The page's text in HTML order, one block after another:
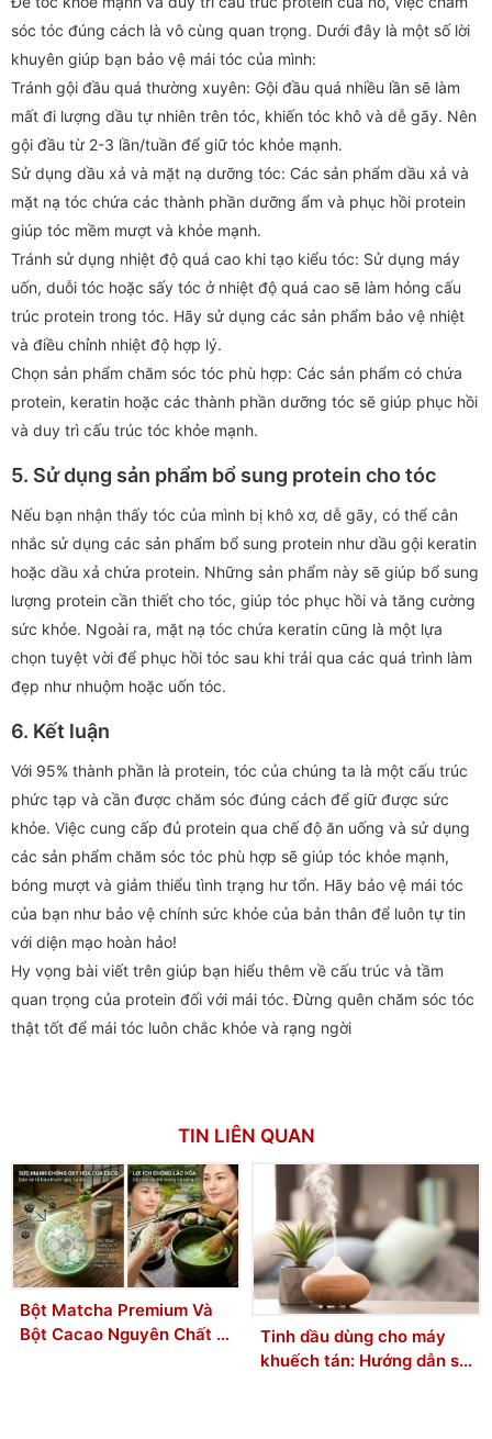
sóc tóc đúng cách là vô cùng quan trọng. Dưới đây là một số lời
khuyên giúp bạn bảo vệ mái tóc của mình:
Tránh gội đầu quá thường xuyên: Gội đầu quá nhiều lần sẽ làm
mất đi lượng dầu tự nhiên trên tóc, khiến tóc khô và dễ gãy. Nên
gội đầu từ 2-3 lần/tuần để giữ tóc khỏe mạnh.
Sử dụng dầu xả và mặt nạ dưỡng tóc: Các sản phẩm dầu xả và
mặt nạ tóc chứa các thành phần dưỡng ẩm và phục hồi protein
giúp tóc mềm mượt và khỏe mạnh.
Tránh sử dụng nhiệt độ quá cao khi tạo kiểu tóc: Sử dụng máy
uốn, duỗi tóc hoặc sấy tóc ở nhiệt độ quá cao sẽ làm hỏng cấu
trúc protein trong tóc. Hãy sử dụng các sản phẩm bảo vệ nhiệt
và điều chỉnh nhiệt độ hợp lý.
Chọn sản phẩm chăm sóc tóc phù hợp: Các sản phẩm có chứa
protein, keratin hoặc các thành phần dưỡng tóc sẽ giúp phục hồi
và duy trì cấu trúc tóc khỏe mạnh.
5. Sử dụng sản phẩm bổ sung protein cho tóc
Nếu bạn nhận thấy tóc của mình bị khô xơ, dễ gãy, có thể cân
nhắc sử dụng các sản phẩm bổ sung protein như dầu gội keratin
hoặc dầu xả chứa protein. Những sản phẩm này sẽ giúp bổ sung
lượng protein cần thiết cho tóc, giúp tóc phục hồi và tăng cường
sức khỏe. Ngoài ra, mặt nạ tóc chứa keratin cũng là một lựa
chọn tuyệt vời để phục hồi tóc sau khi trải qua các quá trình làm
đẹp như nhuộm hoặc uốn tóc.
6. Kết luận
Với 95% thành phần là protein, tóc của chúng ta là một cấu trúc
phức tạp và cần được chăm sóc đúng cách để giữ được sức
khỏe. Việc cung cấp đủ protein qua chế độ ăn uống và sử dụng
các sản phẩm chăm sóc tóc phù hợp sẽ giúp tóc khỏe mạnh,
bóng mượt và giảm thiểu tình trạng hư tổn. Hãy bảo vệ mái tóc
của bạn như bảo vệ chính sức khỏe của bản thân để luôn tự tin
với diện mạo hoàn hảo!
Hy vọng bài viết trên giúp bạn hiểu thêm về cấu trúc và tầm
quan trọng của protein đối với mái tóc. Đừng quên chăm sóc tóc
thật tốt để mái tóc luôn chắc khỏe và rạng ngời
TIN LIÊN QUAN
Bột Matcha Premium Và
Bột Cacao Nguyên Chất –
Tinh dầu dùng cho máy
khuếch tán: Hướng dẫn sử